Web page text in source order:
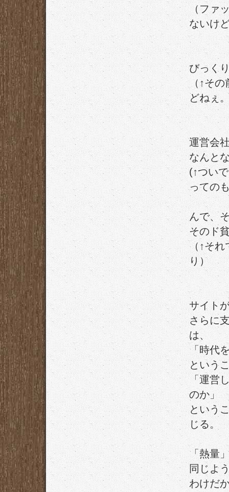
（ファ
ないけ
びっく
（↑その
どねぇ
運営会
なんと
(↑つい
っての
んで、
そのド
（↑それ
り）
サイト
さらに
は、
「時代
という
「運営
のか」
という
じる。
「熱量
同じよ
わけだ